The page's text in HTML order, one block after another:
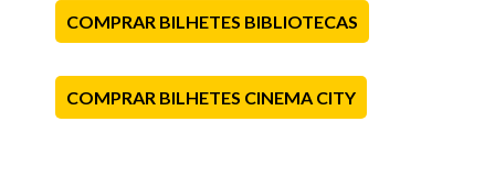
COMPRAR BILHETES BIBLIOTECAS
COMPRAR BILHETES CINEMA CITY